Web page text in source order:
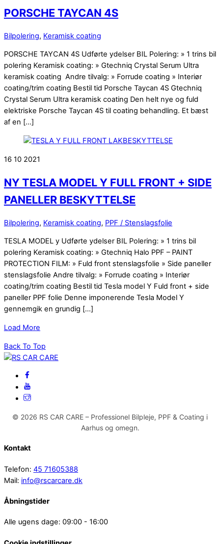
PORSCHE TAYCAN 4S
Bilpolering, Keramisk coating
PORSCHE TAYCAN 4S Udførte ydelser BIL Polering: » 1 trins bil
polering Keramisk coating: » Gtechniq Crystal Serum Ultra
keramisk coating Andre tilvalg: » Forrude coating » Interiør
coating/trim coating Bestil tid Porsche Taycan 4S Gtechniq
Crystal Serum Ultra keramisk coating Den helt nye og fuld
elektriske Porsche Taycan 4S til coating behandling. Et bæst
af en […]
16 10 2021
NY TESLA MODEL Y FULL FRONT + SIDE
PANELLER BESKYTTELSE
Bilpolering, Keramisk coating, PPF / Stenslagsfolie
TESLA MODEL y Udførte ydelser BIL Polering: » 1 trins bil
polering Keramisk coating: » Gtechniq Halo PPF – PAINT
PROTECTION FILM: » Fuld front stenslagsfolie » Side paneller
stenslagsfolie Andre tilvalg: » Forrude coating » Interiør
coating/trim coating Bestil tid Tesla model Y Fuld front + side
paneller PPF folie Denne imponerende Tesla Model Y
gennemgik en grundig […]
Load More
Back To Top
© 2026 RS CAR CARE – Professionel Bilpleje, PPF & Coating i
Aarhus og omegn.
Kontakt
Telefon: 45 71605388
Mail: info@rscarcare.dk
Åbningstider
Alle ugens dage: 09:00 - 16:00